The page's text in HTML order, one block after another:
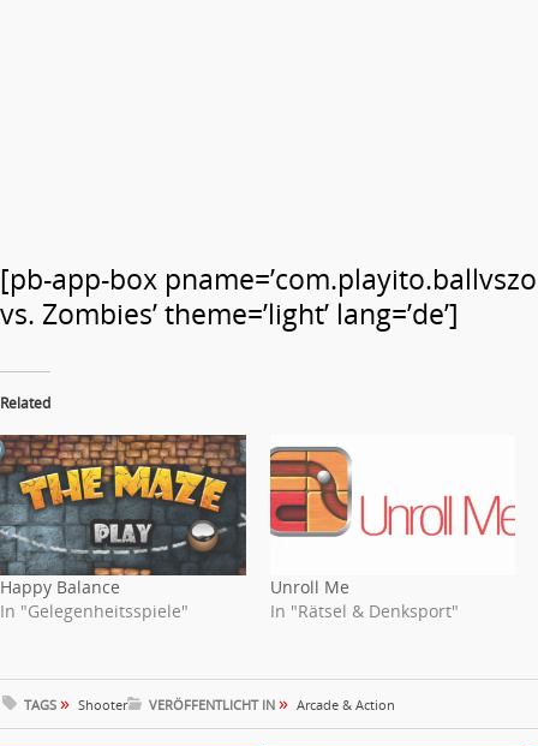
[pb-app-box
vs. Zombies’ theme=’light’ lang=’de’]
Related
Happy Balance
In "Gelegenheitsspiele"
Unroll Me
In "Rätsel & Denksport"
TAGS » Shooter VERÖFFENTLICHT IN » Arcade & Action